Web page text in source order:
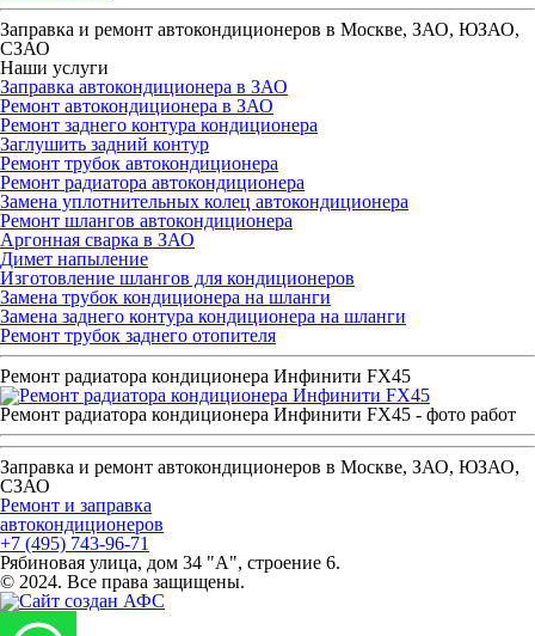
Заправка и ремонт автокондиционеров в Москве, ЗАО, ЮЗАО,
СЗАО
Наши услуги
Заправка автокондиционера в ЗАО
Ремонт автокондиционера в ЗАО
Ремонт заднего контура кондиционера
Заглушить задний контур
Ремонт трубок автокондиционера
Ремонт радиатора автокондиционера
Замена уплотнительных колец автокондиционера
Ремонт шлангов автокондиционера
Аргонная сварка в ЗАО
Димет напыление
Изготовление шлангов для кондиционеров
Замена трубок кондиционера на шланги
Замена заднего контура кондиционера на шланги
Ремонт трубок заднего отопителя
Ремонт радиатора кондиционера Инфинити FX45
Ремонт радиатора кондиционера Инфинити FX45 - фото работ
Заправка и ремонт автокондиционеров в Москве, ЗАО, ЮЗАО,
СЗАО
Ремонт и заправка
автокондиционеров
+7 (495) 743-96-71
Рябиновая улица, дом 34 "А", строение 6.
© 2024. Все права защищены.